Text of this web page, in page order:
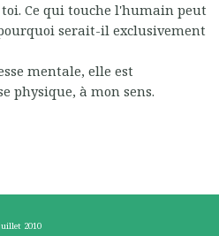
toi. Ce qui touche l'humain peut
serait-il exclusivement
mentale, elle est
physique, à mon sens.
2010